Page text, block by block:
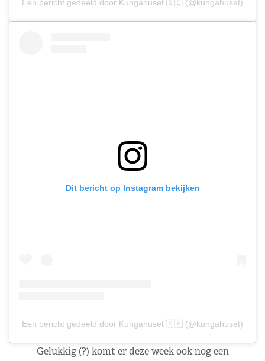
Een bericht gedeeld door Kungahuset 🇸🇪 (@kungahuset)
Dit bericht op Instagram bekijken
Een bericht gedeeld door Kungahuset 🇸🇪 (@kungahuset)
Gelukkig (?) komt er deze week ook nog een